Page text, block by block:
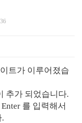
트가 이루어졌습
추가 되었습니다.
를 입력해서